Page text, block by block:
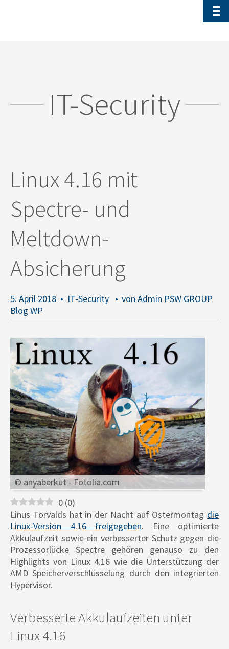
IT-Security
Linux 4.16 mit
Spectre- und
Meltdown-
Absicherung
5. April 2018 IT-Security
von Admin PSW GROUP
Blog WP
© anyaberkut - Fotolia.com
0 (0)
Linus Torvalds hat in der Nacht auf Ostermontag die
Linux-Version 4.16 freigegeben. Eine optimierte
Akkulaufzeit sowie ein verbesserter Schutz gegen die
Prozessorlücke Spectre gehören genauso zu den
Highlights von Linux 4.16 wie die Unterstützung der
AMD Speicherverschlüsselung durch den integrierten
Hypervisor.
Verbesserte Akkulaufzeiten unter
Linux 4.16